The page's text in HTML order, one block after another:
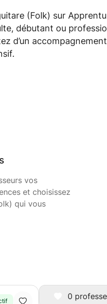
(Folk) sur
débutant ou
d’un
vos
et choisissez
qui vous
0